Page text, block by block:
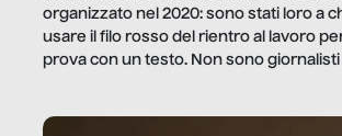
organizzato nel 2020: sono stati loro a
usare il filo rosso del rientro al lavoro
prova con un testo. Non sono